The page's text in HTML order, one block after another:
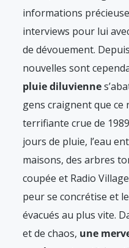
informations
interviews pour lui
de dévouement.
nouvelles sont
pluie diluvienne
gens craignent que ce
terrifiante crue de
jours de pluie, l’eau
maisons, des arbres
coupée et Radio
peur se concrétise et
évacués au plus vite.
et de chaos, une